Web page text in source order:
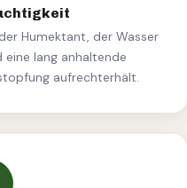
Humektant, der Wasser
eine lang anhaltende
aufrechterhält.